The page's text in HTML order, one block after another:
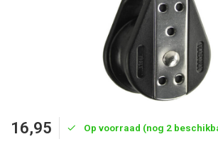
16,95 Op voorraad (nog 2